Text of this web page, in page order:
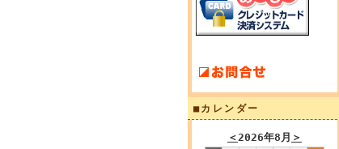
■カレンダー
＜2026年8月 ＞